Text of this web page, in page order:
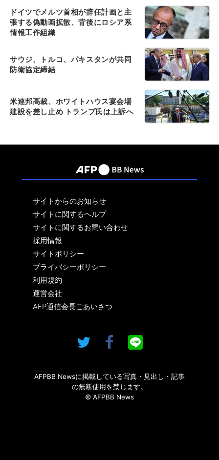
ドイツでメルツ首相が辞任計画と主
張する偽動画拡散、背後にロシア系
情報工作組織
サウジ、トルコ、パキスタンが共同
防衛協定締結
米連邦高裁、ホワイトハウス宴会場
建設を差し止め トランプ氏は上訴へ
サイトからのお知らせ
サイトに関するヘルプ
サイトに関するお問い合わせ
採用情報
サイトポリシー
プライバシーポリシー
利用規約
運営会社
AFP通信会長ごあいさつ
AFPBB Newsに掲載している写真・見出し・記事
の無断使用を禁じます。
© AFPBB News